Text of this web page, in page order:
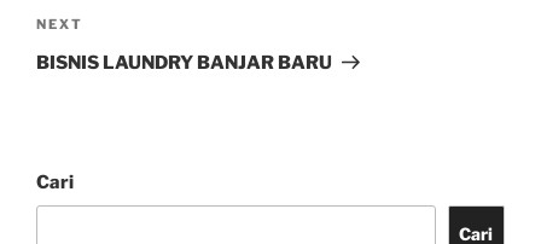
NEXT
BISNIS LAUNDRY BANJAR BARU
Cari
Cari